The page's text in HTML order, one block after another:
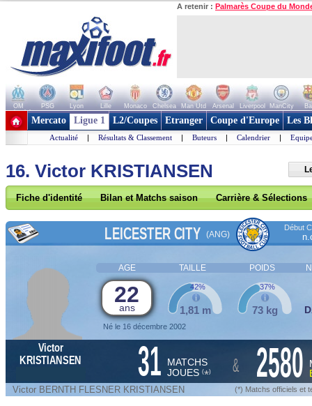
A retenir : Palmarès Coupe du
OM PSG Lyon Lille Monaco Chelsea Man Utd Arsenal Liverpool ManCity
+ de clubs
Mercato Ligue 1 L2/Coupes Etranger Coupe d'Europe Les
Actualité | Résultats & Classement | Buteurs | Calendrier |
16. Victor KRISTIANSEN
Fiche d'identité Bilan et Matchs saison Carrière & Sélections
LEICESTER CITY (ANG)
Début
AGE TAILLE POIDS
22
ans
Né le 16 décembre 2002
1,81 m
42%
73 kg
37%
Victor
KRISTIANSEN
31 MATCHS
JOUES (*) & 2580
Victor BERNTH FLESNER KRISTIANSEN (*) Matchs officiels et